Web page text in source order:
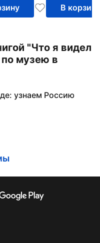
В корзину
"Что я видел
музею в
узнаем Россию